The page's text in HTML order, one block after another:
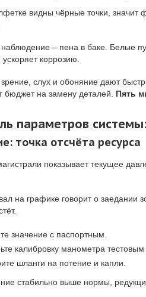
видны чёрные точки, значит
– пена в баке. Белые
коррозию.
слух и обоняние дают
бюджет на замену деталей. Пять
параметров
точка отсчёта ресурса
показывает текущее
на графике говорит о заедании
значение с паспортным.
калибровку манометра тестовым
шланги на потение и капли.
стабильно выше нормы,